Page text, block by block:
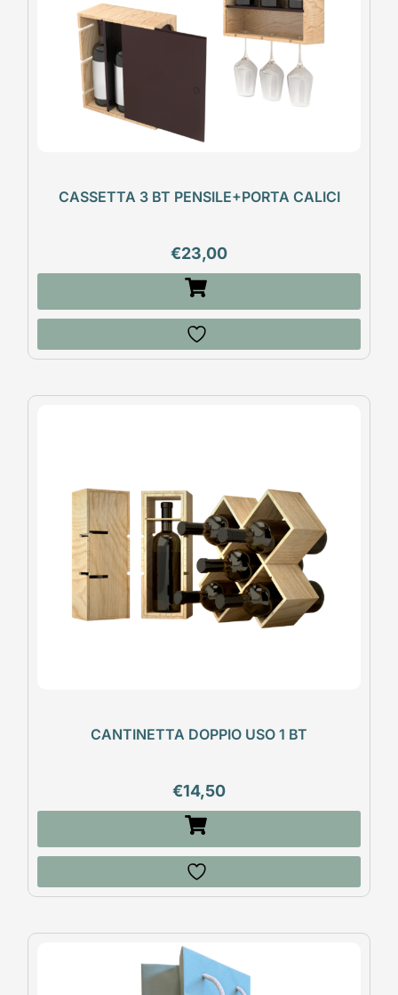
CASSETTA 3 BT PENSILE+PORTA CALICI
€23,00
CANTINETTA DOPPIO USO 1 BT
€14,50